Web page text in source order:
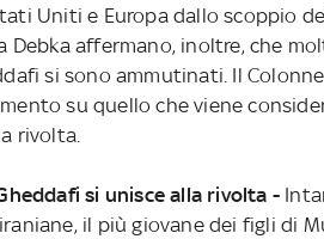
Uniti e Europa dallo scoppio
Debka affermano, inoltre, che
si sono ammutinati. Il
su quello che viene
rivolta.
si unisce alla rivolta -
il più giovane dei figli di